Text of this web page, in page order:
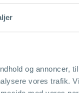
og annoncer,
vores trafik.
synlighed
og succes -